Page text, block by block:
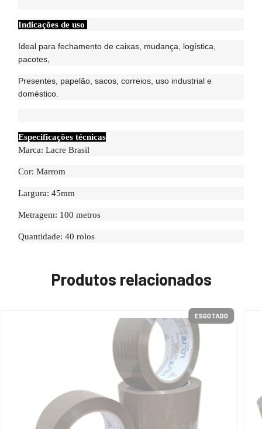
Indicações de uso
Ideal para fechamento de caixas, mudança, logística,
pacotes,
Presentes, papelão, sacos, correios, uso industrial e
doméstico.
Especificações técnicas
Marca: Lacre Brasil
Cor: Marrom
Largura: 45mm
Metragem: 100 metros
Quantidade: 40 rolos
Produtos relacionados
ESGOTADO